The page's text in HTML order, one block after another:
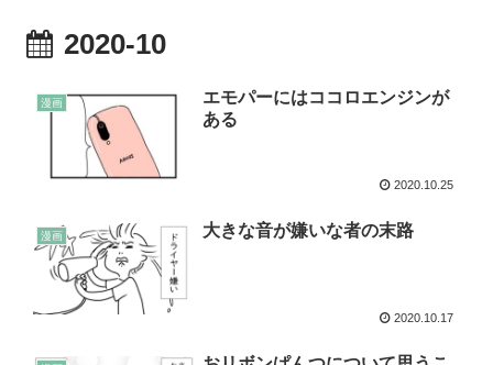
2020-10
漫画
エモパーにはココロエンジンが
ある
2020.10.25
漫画 大きな音が嫌いな者の末路
2020.10.17